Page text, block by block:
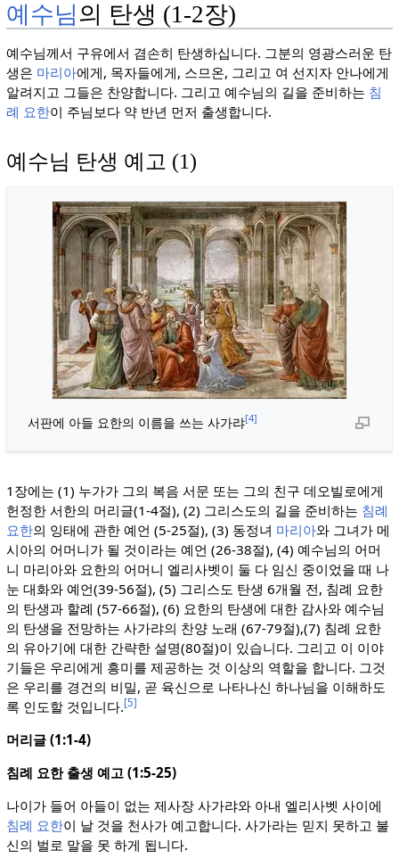
예수님의 탄생 (1-2장)
예수님께서 구유에서 겸손히 탄생하십니다. 그분의 영광스러운 탄
생은 마리아에게, 목자들에게, 스므온, 그리고 여 선지자 안나에게
알려지고 그들은 찬양합니다. 그리고 예수님의 길을 준비하는 침
례 요한이 주님보다 약 반년 먼저 출생합니다.
예수님 탄생 예고 (1)
서판에 아들 요한의 이름을 쓰는 사가랴[4]
1장에는 (1) 누가가 그의 복음 서문 또는 그의 친구 데오빌로에게
헌정한 서한의 머리글(1-4절), (2) 그리스도의 길을 준비하는 침례
요한의 잉태에 관한 예언 (5-25절), (3) 동정녀 마리아와 그녀가 메
시아의 어머니가 될 것이라는 예언 (26-38절), (4) 예수님의 어머
니 마리아와 요한의 어머니 엘리사벳이 둘 다 임신 중이었을 때 나
눈 대화와 예언(39-56절), (5) 그리스도 탄생 6개월 전, 침례 요한
의 탄생과 할례 (57-66절), (6) 요한의 탄생에 대한 감사와 예수님
의 탄생을 전망하는 사가랴의 찬양 노래 (67-79절),(7) 침례 요한
의 유아기에 대한 간략한 설명(80절)이 있습니다. 그리고 이 이야
기들은 우리에게 흥미를 제공하는 것 이상의 역할을 합니다. 그것
은 우리를 경건의 비밀, 곧 육신으로 나타나신 하나님을 이해하도
록 인도할 것입니다.[5]
머리글 (1:1-4)
침례 요한 출생 예고 (1:5-25)
나이가 들어 아들이 없는 제사장 사가랴와 아내 엘리사벳 사이에
침례 요한이 날 것을 천사가 예고합니다. 사가라는 믿지 못하고 불
신의 벌로 말을 못 하게 됩니다.